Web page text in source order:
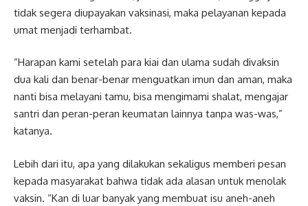
tidak segera diupayakan vaksinasi, maka pelayanan kepada
umat menjadi terhambat.
“Harapan kami setelah para kiai dan ulama sudah divaksin
dua kali dan benar-benar menguatkan imun dan aman, maka
nanti bisa melayani tamu, bisa mengimami shalat, mengajar
santri dan peran-peran keumatan lainnya tanpa was-was,”
katanya.
Lebih dari itu, apa yang dilakukan sekaligus memberi pesan
kepada masyarakat bahwa tidak ada alasan untuk menolak
vaksin. “Kan di luar banyak yang membuat isu aneh-aneh